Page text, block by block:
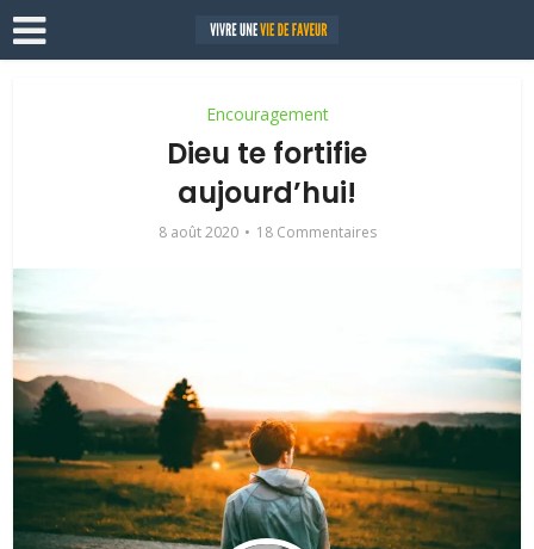
Encouragement
Dieu te fortifie
aujourd’hui!
8 août 2020 18 Commentaires